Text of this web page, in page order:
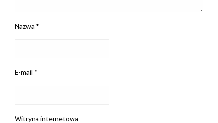
Nazwa *
E-mail *
Witryna internetowa